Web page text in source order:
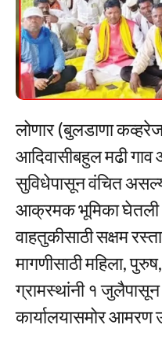
लोणार (बुलडाणा
आदिवासीबहुल मढी
सुविधेपासून वंचित
आक्रमक भूमिका घेतली
वाहतुकीसाठी सक्षम
मागणीसाठी महिला,
ग्रामस्थांनी १
कार्यालयासमोर